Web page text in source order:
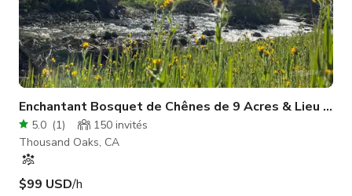
Enchantant Bosquet de Chênes de 9 Acres & Lieu au
5.0 (1) 150 invités
Thousand Oaks, CA
$99 USD/h